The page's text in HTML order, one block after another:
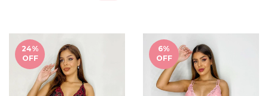
24%
OFF
6%
OFF